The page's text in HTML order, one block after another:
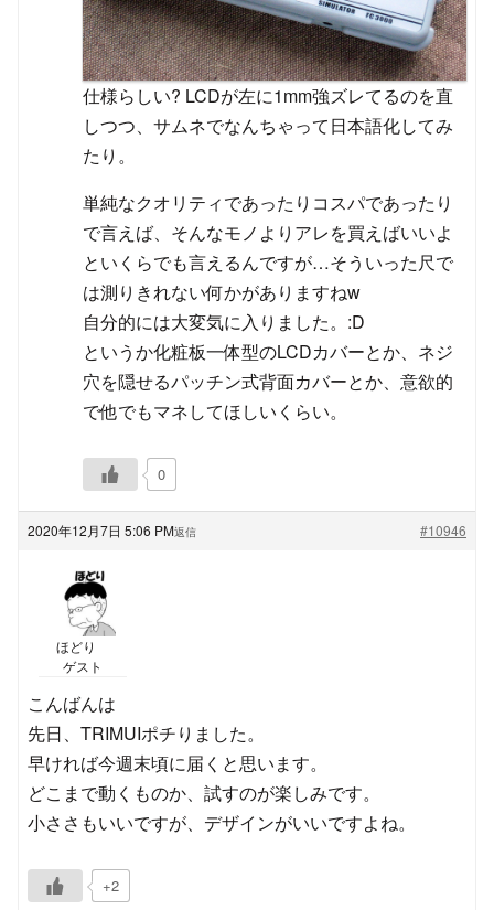
仕様らしい? LCDが左に1mm強ズレてるのを直
しつつ、サムネでなんちゃって日本語化してみ
たり。
単純なクオリティであったりコスパであったり
で言えば、そんなモノよりアレを買えばいいよ
といくらでも言えるんですが…そういった尺で
は測りきれない何かがありますねw
自分的には大変気に入りました。:D
というか化粧板一体型のLCDカバーとか、ネジ
穴を隠せるパッチン式背面カバーとか、意欲的
で他でもマネしてほしいくらい。
0
2020年12月7日 5:06 PM #10946
返信
ほどり
ゲスト
こんばんは
先日、TRIMUIポチりました。
早ければ今週末頃に届くと思います。
どこまで動くものか、試すのが楽しみです。
小ささもいいですが、デザインがいいですよね。
+2